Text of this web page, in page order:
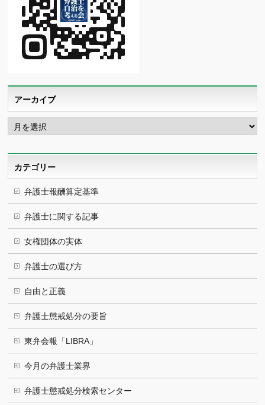
アーカイブ
ア
ー
カ
カテゴリー
弁護士報酬算定基準
弁護士に関する記事
女権団体の実体
弁護士の選び方
自由と正義
弁護士懲戒処分の要旨
東弁会報「LIBRA」
今月の弁護士業界
弁護士懲戒処分検索センター